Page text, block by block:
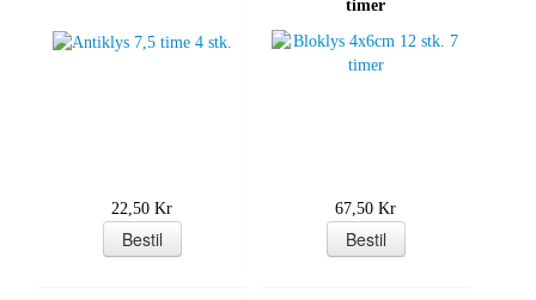
22,50 Kr
timer
67,50 Kr